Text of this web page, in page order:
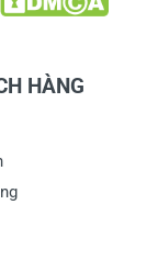
HÀNG